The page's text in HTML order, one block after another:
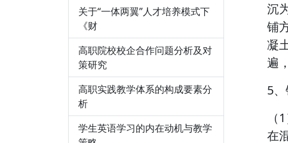
关于“一体两翼”人才培养模式下
《财
高职院校校企合作问题分析及对
策研究
高职实践教学体系的构成要素分
析
学生英语学习的内在动机与教学
沉
铺
凝
遍
5
在